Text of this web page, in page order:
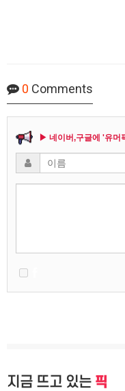
0 Comments
▶ 네이버,구글에 '유머
지금 뜨고 있는 픽